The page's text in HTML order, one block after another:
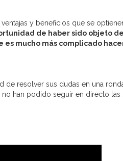
y beneficios que se
de haber sido objeto
es mucho más complicado
resolver sus dudas en una
han podido seguir en directo